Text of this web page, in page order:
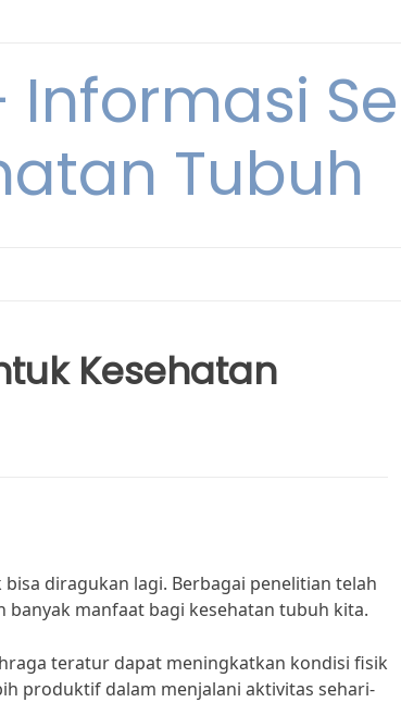
Informasi
Tubuh
Kesehatan
diragukan lagi. Berbagai penelitian telah
manfaat bagi kesehatan tubuh kita.
teratur dapat meningkatkan kondisi fisik
produktif dalam menjalani aktivitas sehari-